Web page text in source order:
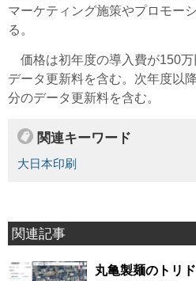
マーケティング施策やプロモー
る。
価格は初年度の導入費が150
データ更新料を含む。次年度以
分のデータ更新料を含む。
関連キーワード
大日本印刷
関連記事
丸亀製麺のトリ